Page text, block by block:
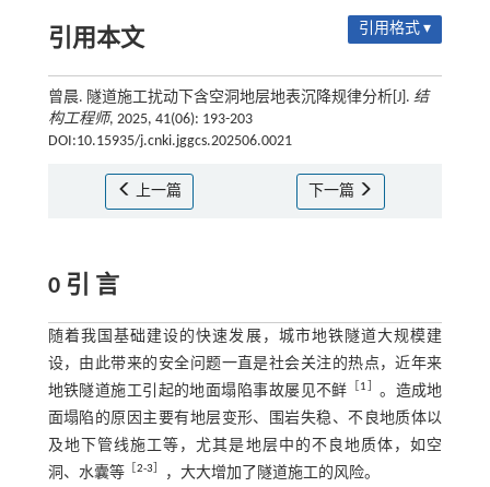
引用本文 引用格式 ▾
曾晨. 隧道施工扰动下含空洞地层地表沉降规律分析[J]. 结
构工程师, 2025, 41(06): 193-203
DOI:10.15935/j.cnki.jggcs.202506.0021
上一篇 下一篇
0 引 言
随着我国基础建设的快速发展，城市地铁隧道大规模建
设，由此带来的安全问题一直是社会关注的热点，近年来
地铁隧道施工引起的地面塌陷事故屡见不鲜
1
。造成地
面塌陷的原因主要有地层变形、围岩失稳、不良地质体以
及地下管线施工等，尤其是地层中的不良地质体，如空
洞、水囊等［ 2-3 ，大大增加了隧道施工的风险。